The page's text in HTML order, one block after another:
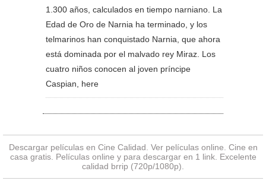
1.300 años, calculados en tiempo narniano. La
Edad de Oro de Narnia ha terminado, y los
telmarinos han conquistado Narnia, que ahora
está dominada por el malvado rey Miraz. Los
cuatro niños conocen al joven príncipe
Caspian, here
Descargar películas en Cine Calidad. Ver películas online . Cine en
casa gratis. Películas online y para descargar en 1 link. Excelente
calidad brrip (720p/1080p).